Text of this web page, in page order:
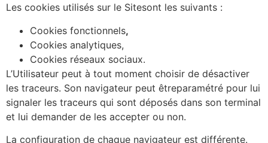
Les cookies utilisés sur le Sitesont les suivants :
Cookies fonctionnels,
Cookies analytiques,
Cookies réseaux sociaux.
L’Utilisateur peut à tout moment choisir de désactiver
les traceurs. Son navigateur peut êtreparamétré pour lui
signaler les traceurs qui sont déposés dans son terminal
et lui demander de les accepter ou non.
La configuration de chaque navigateur est différente.